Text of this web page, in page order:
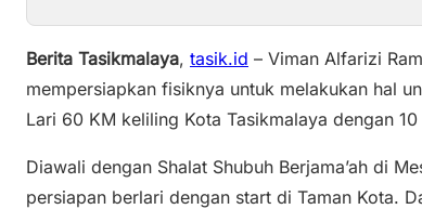
Berita Tasikmalaya, tasik.id – Viman Alfarizi
mempersiapkan fisiknya untuk melakukan hal
Lari 60 KM keliling Kota Tasikmalaya dengan 10
Diawali dengan Shalat Shubuh Berjama’ah di
persiapan berlari dengan start di Taman Kota.